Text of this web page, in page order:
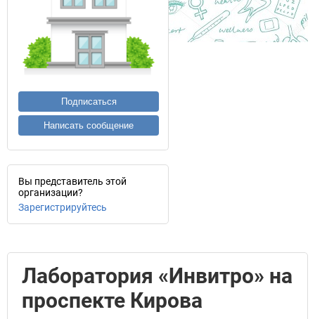
Подписаться
Написать сообщение
Вы представитель этой
организации?
Зарегистрируйтесь
Лаборатория «Инвитро» на
проспекте Кирова